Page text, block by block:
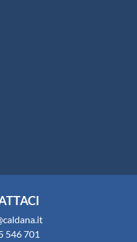
546 701